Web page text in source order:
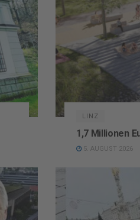
LINZ
1,7 Millionen
5. AUGUST 2026